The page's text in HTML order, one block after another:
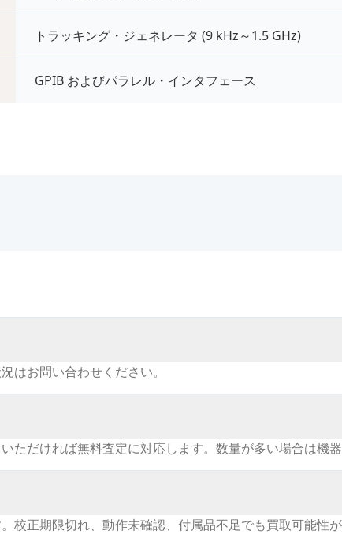
トラッキング・ジェネレータ (9 kHz～1.5 GHz)
GPIB およびパラレル・インタフェース
はお問い合わせください。
ただければ無料査定に対応します。数量が多い場合は機
校正期限切れ、動作未確認、付属品不足でも買取可能性